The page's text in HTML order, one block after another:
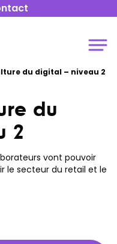
du digital – niveau 2
du
2
vont pouvoir
le secteur du retail et le